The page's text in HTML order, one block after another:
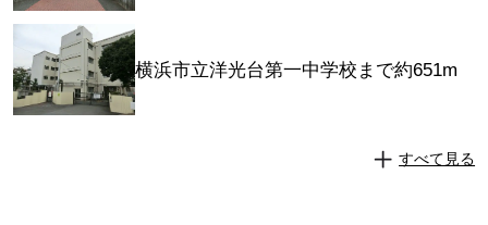
横浜市立洋光台第一中学校まで約651m
すべて見る